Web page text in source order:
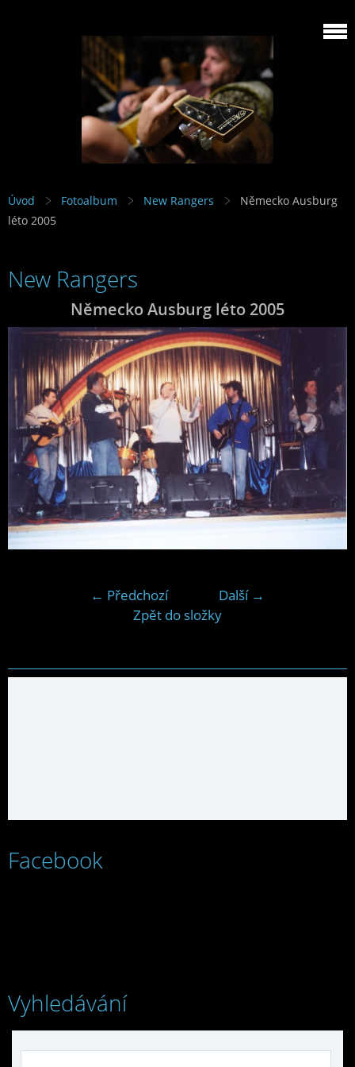
Úvod Fotoalbum New Rangers
Německo Ausburg
léto 2005
New Rangers
Německo Ausburg léto 2005
← Předchozí
Další →
Zpět do složky
Facebook
Vyhledávání